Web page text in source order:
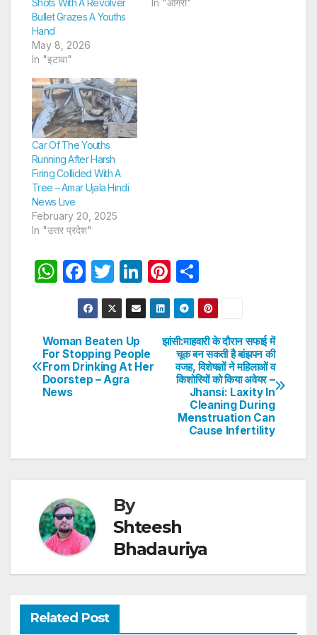
Shots With A Revolver
Bullet Grazes A Youths
Hand
May 8, 2026
In "इटावा"
In "आगरा"
Car Of The Youths
Running After Harsh
Firing Collided With A
Tree – Amar Ujala Hindi
News Live
February 20, 2025
In "उत्तर प्रदेश"
W
s
A
p
F
a
c
e
b
o
T
w
itt
er
Li
n
k
dI
Pi
nt
er
e
st
h
ar
e
Post
navigation
झांसी:माहवारी के दौरान सफाई में
चूक बन सकती है बांझपन की
वजह, विशेषज्ञों ने महिलाओं व
किशोरियों को किया अवेयर –
Jhansi: Laxity In
Cleaning During
Menstruation Can
Cause Infertility
Woman Beaten Up
For Stopping People
From Drinking At Her
Doorstep – Agra
News
By
Shteesh
Bhadauriya
Related Post